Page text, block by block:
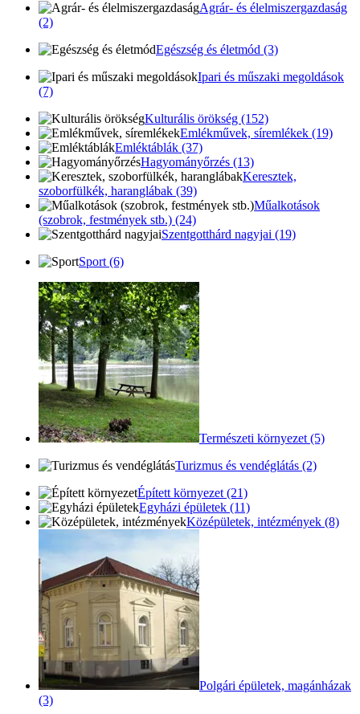
Agrár- és élelmiszergazdaság
(2)
Egészség és életmód (3)
Ipari és műszaki megoldások
(7)
Kulturális örökség (152)
Emlékművek, síremlékek (19)
Emléktáblák (37)
Hagyományőrzés (13)
Keresztek,
szoborfülkék, haranglábak (39)
Műalkotások
(szobrok, festmények stb.) (24)
Szentgotthárd nagyjai (19)
Sport (6)
Természeti környezet (5)
Turizmus és vendéglátás (2)
Épített környezet (21)
Egyházi épületek (11)
Középületek, intézmények (8)
Polgári épületek, magánházak
(3)